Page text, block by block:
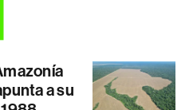
a su